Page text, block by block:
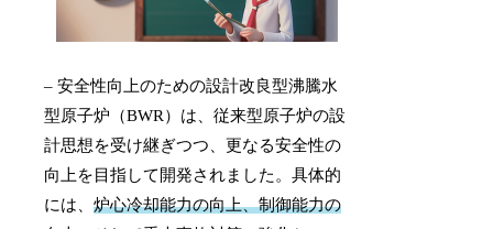
– 安全性向上のための設計改良型沸騰水
型原子炉（BWR）は、従来型原子炉の設
計思想を受け継ぎつつ、更なる安全性の
向上を目指して開発されました。具体的
には、炉心冷却能力の向上、制御能力の